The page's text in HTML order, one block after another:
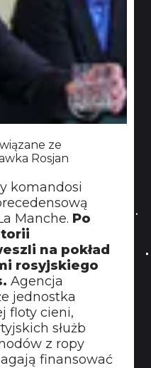
ze
Rosjan
komandosi
Manche. Po
na pokład
rosyjskiego
Agencja
jednostka
floty cieni,
służb
z ropy
finansować